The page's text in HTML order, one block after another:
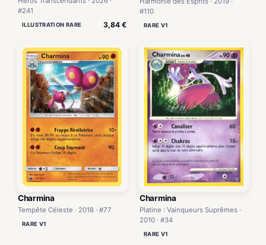
#241
ILLUSTRATION RARE 3,84 €
#110
RARE V1
Charmina
Tempête Céleste · 2018 · #77
RARE V1
Charmina
Platine : Vainqueurs Suprêmes ·
2010 · #34
RARE V1